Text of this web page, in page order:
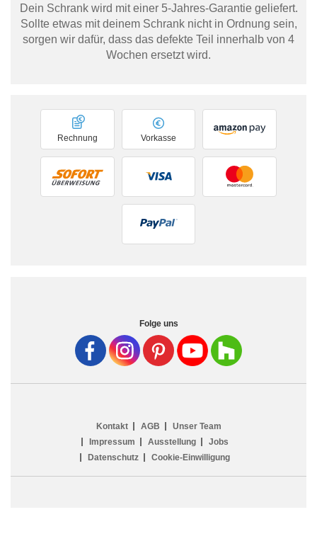
Dein Schrank wird mit einer 5-Jahres-Garantie geliefert.
Sollte etwas mit deinem Schrank nicht in Ordnung sein,
sorgen wir dafür, dass das defekte Teil innerhalb von 4
Wochen ersetzt wird.
Vorkasse
Rechnung
Folge uns
Kontakt AGB
Unser Team
Impressum
Ausstellung
Jobs
Datenschutz
Cookie-Einwilligung